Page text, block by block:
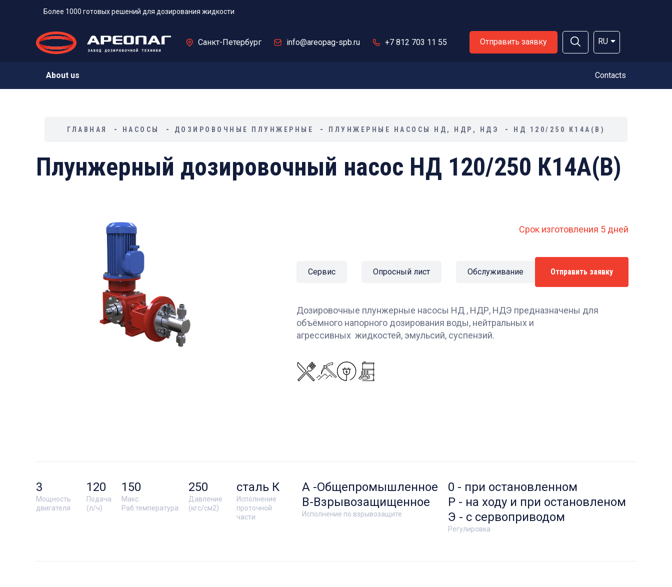
Более 1000 готовых решений для дозирования жидкости
Санкт-Петербург info@areopag-spb.ru +7 812 703 11 55 Отправить заявку RU
About us Contacts
ГЛАВНАЯ НАСОСЫ ДОЗИРОВОЧНЫЕ ПЛУНЖЕРНЫЕ ПЛУНЖЕРНЫЕ НАСОСЫ НД, НДР, НДЭ НД 120/250 К14А(В)
Плунжерный дозировочный насос НД 120/250 К14А(В)
Срок изготовления 5 дней
Сервис Опросный лист Обслуживание Отправить заявку
Дозировочные плунжерные насосы НД , НДР, НДЭ предназначены для
объёмного напорного дозирования воды, нейтральных и
агрессивных жидкостей, эмульсий, суспензий.
Мощность
двигателя
3
Подача
(л/ч)
120
Макс.
Раб.температура
150
Давление
(кгс/см2)
250
Исполнение
проточной
части
сталь К
Исполнение по взрывозащите
А -Общепромышленное
В-Взрывозащищенное
Регулировка
0 - при остановленном
Р - на ходу и при остановленом
Э - с сервоприводом